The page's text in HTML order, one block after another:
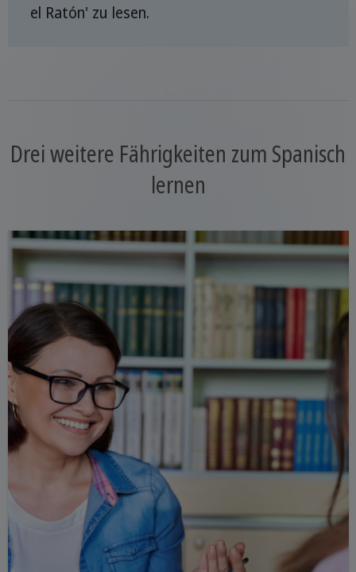
el Ratón' zu lesen.
Drei weitere Fährigkeiten zum Spanisch
lernen